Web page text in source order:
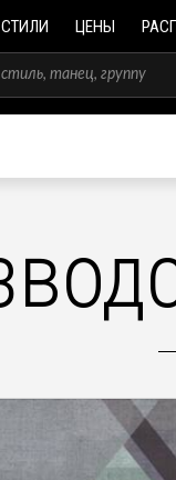
СТИЛИ ЦЕНЫ